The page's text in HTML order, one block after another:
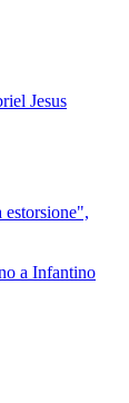
Jesus
estorsione",
a Infantino